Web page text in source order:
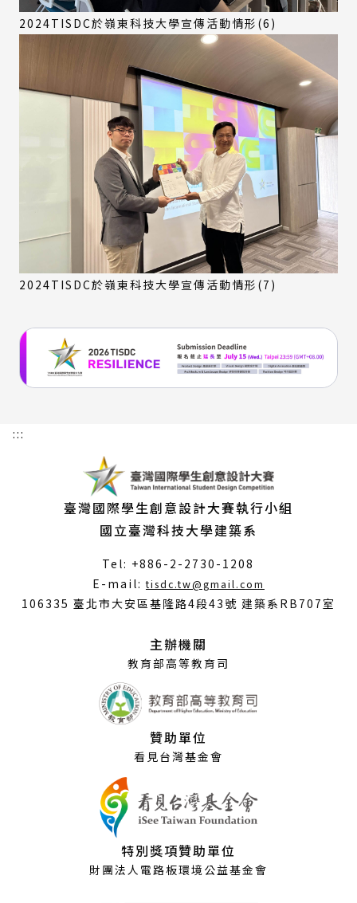
2024TISDC於嶺東科技大學宣傳活動情形(6)
2024TISDC於嶺東科技大學宣傳活動情形(7)
:::
臺灣國際學生創意設計大賽執行小組
國立臺灣科技大學建築系
Tel: +886-2-2730-1208
E-mail:tisdc.tw@gmail.com
開
106335 臺北市大安區基隆路4段43號 建築系RB707室
主辦機關
教育部高等教育司
贊助單位
看見台灣基金會
特別獎項贊助單位
財團法人電路板環境公益基金會